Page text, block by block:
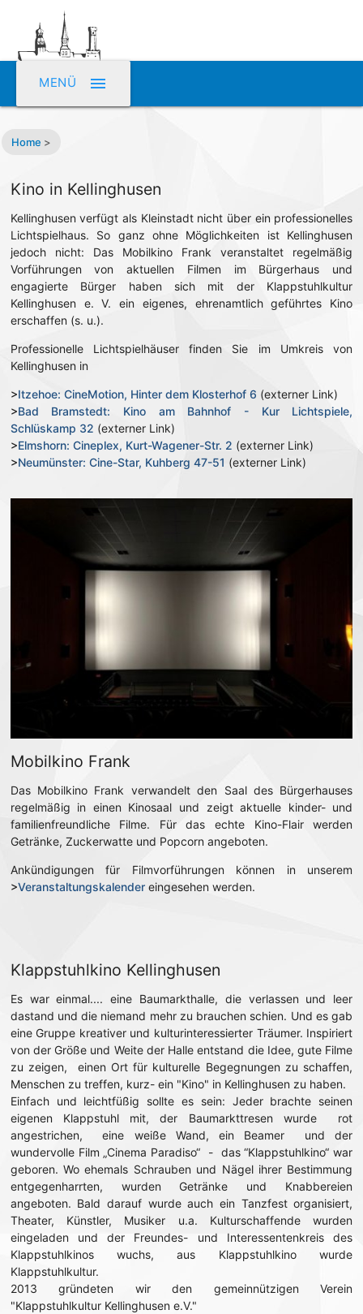
menu
MENÜ
Home >
Kino in Kellinghusen
Kellinghusen verfügt als Kleinstadt nicht über ein professionelles
Lichtspielhaus. So ganz ohne Möglichkeiten ist Kellinghusen
jedoch nicht: Das Mobilkino Frank veranstaltet regelmäßig
Vorführungen von aktuellen Filmen im Bürgerhaus und
engagierte Bürger haben sich mit der Klappstuhlkultur
Kellinghusen e. V. ein eigenes, ehrenamtlich geführtes Kino
erschaffen (s. u.).
Professionelle Lichtspielhäuser finden Sie im Umkreis von
Kellinghusen in
>Itzehoe: CineMotion, Hinter dem Klosterhof 6 (externer Link)
>Bad Bramstedt: Kino am Bahnhof - Kur Lichtspiele,
Schlüskamp 32 (externer Link)
>Elmshorn: Cineplex, Kurt-Wagener-Str. 2 (externer Link)
>Neumünster: Cine-Star, Kuhberg 47-51 (externer Link)
Mobilkino Frank
Das Mobilkino Frank verwandelt den Saal des Bürgerhauses
regelmäßig in einen Kinosaal und zeigt aktuelle kinder- und
familienfreundliche Filme. Für das echte Kino-Flair werden
Getränke, Zuckerwatte und Popcorn angeboten.
Ankündigungen für Filmvorführungen können in unserem
>Veranstaltungskalendereingesehen werden.
Klappstuhlkino Kellinghusen
Es war einmal.... eine Baumarkthalle, die verlassen und leer
dastand und die niemand mehr zu brauchen schien. Und es gab
eine Gruppe kreativer und kulturinteressierter Träumer. Inspiriert
von der Größe und Weite der Halle entstand die Idee, gute Filme
zu zeigen, einen Ort für kulturelle Begegnungen zu schaffen,
Menschen zu treffen, kurz- ein "Kino" in Kellinghusen zu haben.
Einfach und leichtfüßig sollte es sein: Jeder brachte seinen
eigenen Klappstuhl mit, der Baumarkttresen wurde rot
angestrichen, eine weiße Wand, ein Beamer und der
wundervolle Film „Cinema Paradiso“ - das “Klappstuhlkino“ war
geboren. Wo ehemals Schrauben und Nägel ihrer Bestimmung
entgegenharrten, wurden Getränke und Knabbereien
angeboten. Bald darauf wurde auch ein Tanzfest organisiert,
Theater, Künstler, Musiker u.a. Kulturschaffende wurden
eingeladen und der Freundes- und Interessentenkreis des
Klappstuhlkinos wuchs, aus Klappstuhlkino wurde
Klappstuhlkultur.
2013 gründeten wir den gemeinnützigen Verein
"Klappstuhlkultur Kellinghusen e.V."